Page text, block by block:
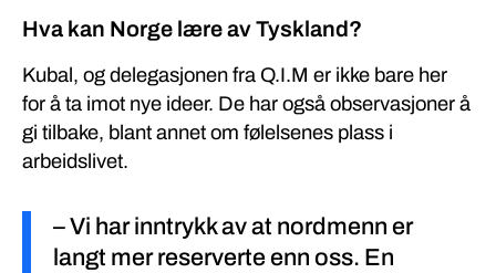
Hva kan Norge lære av Tyskland?
Kubal, og delegasjonen fra Q.I.M er ikke bare her
for å ta imot nye ideer. De har også observasjoner å
gi tilbake, blant annet om følelsenes plass i
arbeidslivet.
– Vi har inntrykk av at nordmenn er
langt mer reserverte enn oss. En